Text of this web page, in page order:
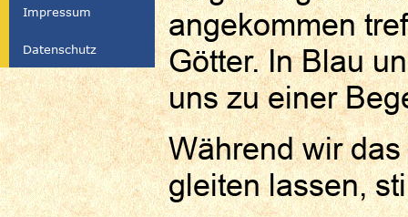
angekommen
Götter. In Blau
uns zu einer
Während wir
gleiten lassen,
Impressum
Datenschutz